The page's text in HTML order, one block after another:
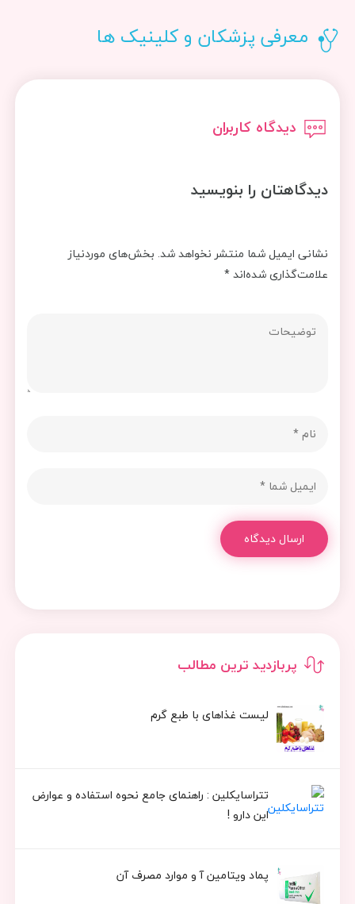
پربازدید ترین مطالب
لیست غذاهای با طبع گرم
تتراسایکلین : راهنمای جامع نحوه استفاده و عوارض
این دارو !
پماد ویتامین آ و موارد مصرف آن
معرفی پزشکان و کلینیک ها
دیدگاه کاربران
دیدگاهتان را بنویسید
نشانی ایمیل شما منتشر نخواهد شد. بخش‌های موردنیاز
علامت‌گذاری شده‌اند*
ارسال دیدگاه